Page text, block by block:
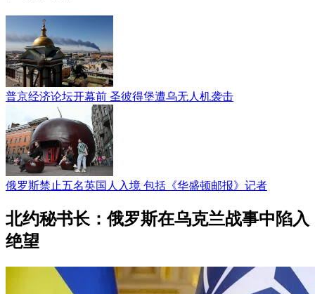
普京经济论坛开幕前 圣彼得堡遭乌无人机袭击
俄罗斯禁止五名英国人入境 包括《华盛顿邮报》记者
北约秘书长：俄罗斯在乌克兰战事中陷入
绝望